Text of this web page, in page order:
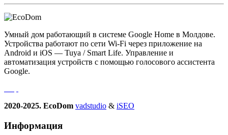
Умный дом работающий в системе Google Home в Молдове.
Устройства работают по сети Wi-Fi через приложение на
Android и iOS — Tuya / Smart Life. Управление и
автоматизация устройств с помощью голосового ассистента
Google.
2020-2025. EcoDom vadstudio & iSEO
Информация